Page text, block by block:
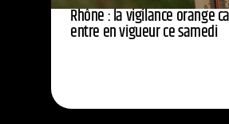
Rhône : la vigilance orange
entre en vigueur ce samedi